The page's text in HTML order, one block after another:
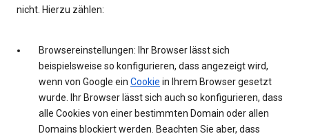
nicht. Hierzu zählen:
Browsereinstellungen: Ihr Browser lässt sich
beispielsweise so konfigurieren, dass angezeigt wird,
wenn von Google ein Cookie in Ihrem Browser gesetzt
wurde. Ihr Browser lässt sich auch so konfigurieren, dass
alle Cookies von einer bestimmten Domain oder allen
Domains blockiert werden. Beachten Sie aber, dass